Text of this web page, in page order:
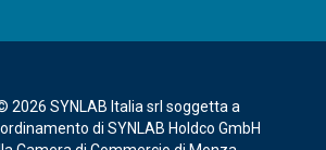
2026 SYNLAB Italia srl soggetta a
di SYNLAB Holdco GmbH